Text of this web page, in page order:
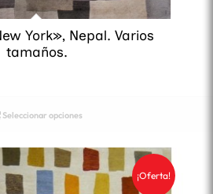
York», Nepal. Varios
tamaños.
€
€
Seleccionar opciones
¡Oferta!